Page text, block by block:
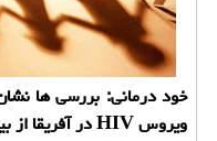
خود درمانی: بررسی ها
ویروس HIV در آفریقا از بیماری خود آگاهی ندارند.